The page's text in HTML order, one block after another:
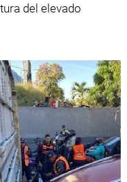
del elevado